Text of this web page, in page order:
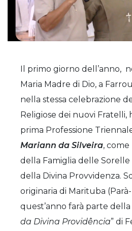
Il primo giorno dell’anno,
Maria Madre di Dio, a
nella stessa celebrazione
Religiose dei nuovi Fratelli,
prima Professione
Mariann da Silveira,
della Famiglia delle Sorelle
della Divina Provvidenza.
originaria di Marituba
quest’anno farà parte
da Divina Providência” di